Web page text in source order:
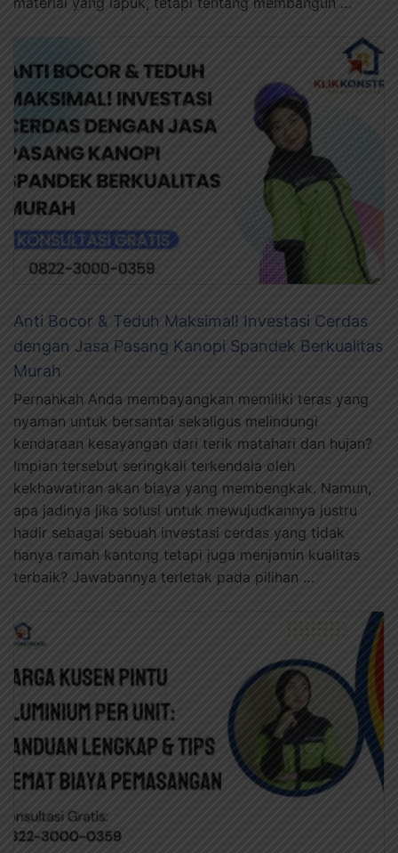
Anti Bocor & Teduh Maksimal! Investasi Cerdas
dengan Jasa Pasang Kanopi Spandek Berkualitas
Murah
Pernahkah Anda membayangkan memiliki teras yang
nyaman untuk bersantai sekaligus melindungi
kendaraan kesayangan dari terik matahari dan hujan?
Impian tersebut seringkali terkendala oleh
kekhawatiran akan biaya yang membengkak. Namun,
apa jadinya jika solusi untuk mewujudkannya justru
hadir sebagai sebuah investasi cerdas yang tidak
hanya ramah kantong tetapi juga menjamin kualitas
terbaik? Jawabannya terletak pada pilihan …